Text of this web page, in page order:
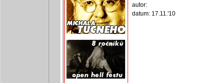
autor:
datum: 17.11.'10